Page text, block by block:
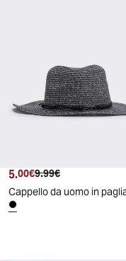
Prezzo attuale
5.00€ Prezzo originale
9.99€